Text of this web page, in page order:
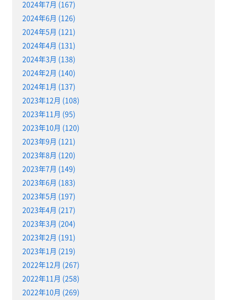
2024年7月 (167)
2024年6月 (126)
2024年5月 (121)
2024年4月 (131)
2024年3月 (138)
2024年2月 (140)
2024年1月 (137)
2023年12月 (108)
2023年11月 (95)
2023年10月 (120)
2023年9月 (121)
2023年8月 (120)
2023年7月 (149)
2023年6月 (183)
2023年5月 (197)
2023年4月 (217)
2023年3月 (204)
2023年2月 (191)
2023年1月 (219)
2022年12月 (267)
2022年11月 (258)
2022年10月 (269)